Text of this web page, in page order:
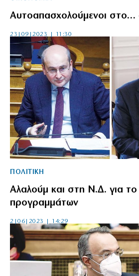
Αυτοαπασχολούμενοι
23|09|2023 | 11:30
ΠΟΛΙΤΙΚΗ
Αλαλούμ και στη Ν.Δ. για
προγραμμάτων
2|06|2023 | 14:29